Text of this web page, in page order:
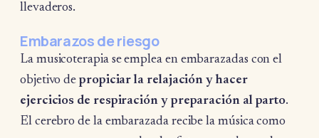
llevaderos.
Embarazos de riesgo
La musicoterapia se emplea en embarazadas con el
objetivo depropiciar la relajación y hacer
ejercicios de respiración y preparación al parto.
El cerebro de la embarazada recibe la música como